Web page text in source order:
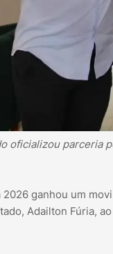
oficializou parceria
ganhou um
Adailton Fúria,